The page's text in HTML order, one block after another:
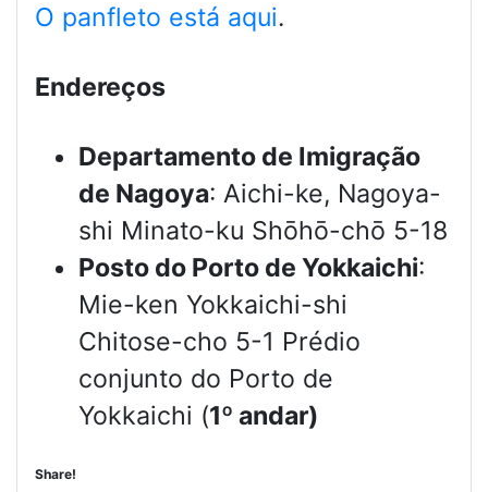
O panfleto está aqui.
Endereços
Departamento de Imigração
de Nagoya: Aichi-ke, Nagoya-
shi Minato-ku Shōhō-chō 5-18
Posto do Porto de Yokkaichi:
Mie-ken Yokkaichi-shi
Chitose-cho 5-1 Prédio
conjunto do Porto de
Yokkaichi (1º andar)
Share!